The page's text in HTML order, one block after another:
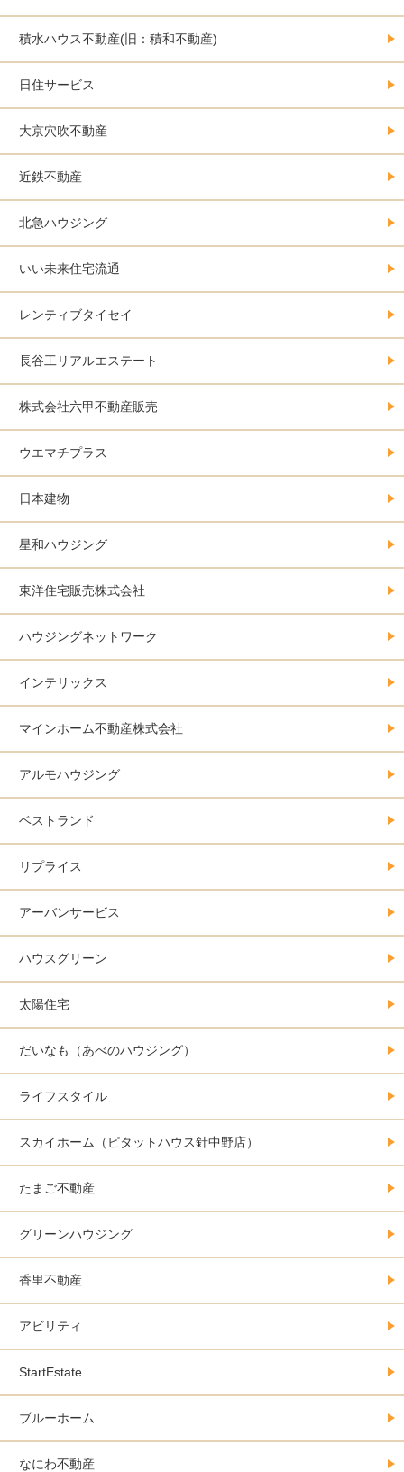
積水ハウス不動産(旧：積和不動産)
日住サービス
大京穴吹不動産
近鉄不動産
北急ハウジング
いい未来住宅流通
レンティブタイセイ
長谷工リアルエステート
株式会社六甲不動産販売
ウエマチプラス
日本建物
星和ハウジング
東洋住宅販売株式会社
ハウジングネットワーク
インテリックス
マインホーム不動産株式会社
アルモハウジング
ベストランド
リプライス
アーバンサービス
ハウスグリーン
太陽住宅
だいなも（あべのハウジング）
ライフスタイル
スカイホーム（ピタットハウス針中野店）
たまご不動産
グリーンハウジング
香里不動産
アビリティ
StartEstate
ブルーホーム
なにわ不動産